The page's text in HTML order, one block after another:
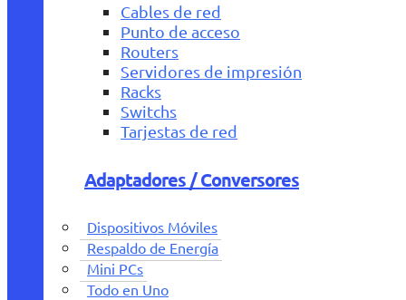
Cables de red
Punto de acceso
Routers
Servidores de impresión
Racks
Switchs
Tarjestas de red
Adaptadores / Conversores
Dispositivos Móviles
Respaldo de Energía
Mini PCs
Todo en Uno